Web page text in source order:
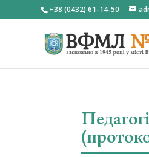
+38 (0432) 61-14-50